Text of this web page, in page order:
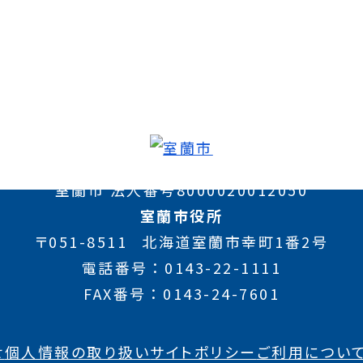
室蘭市 法人番号8000020012050
室蘭市役所
〒051-8511
北海道室蘭市幸町1番2号
電話番号
0143-22-1111
FAX番号
0143-24-7601
個人情報の取り扱いサイトポリシーご利用について